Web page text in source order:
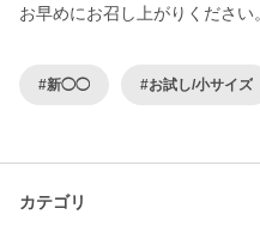
お早めにお召し上がりください。
#新◯◯ #お試し/小サイズ
カテゴリ